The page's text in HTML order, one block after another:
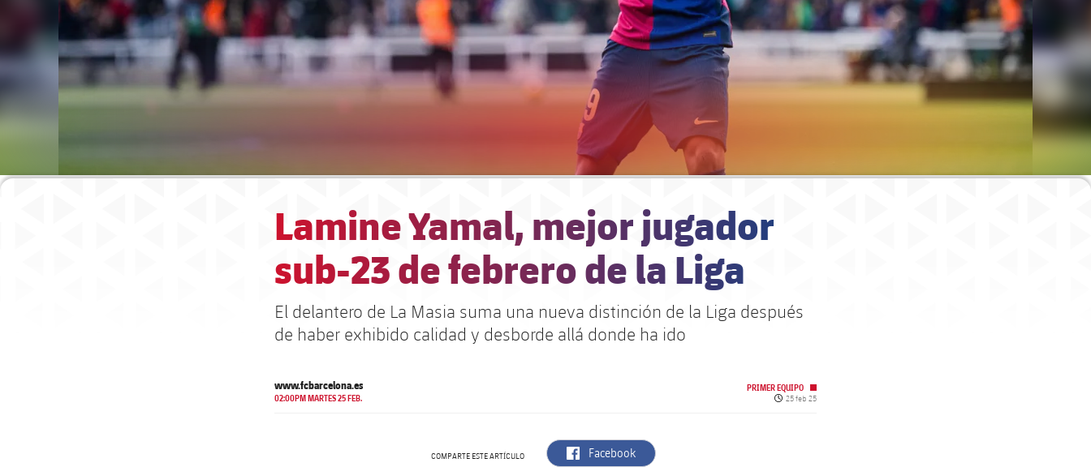
Lamine Yamal, mejor jugador
sub-23 de febrero de la Liga
El delantero de La Masia suma una nueva distinción de la Liga después
de haber exhibido calidad y desborde allá donde ha ido
www.fcbarcelona.es
02:00PM MARTES 25 FEB.
PRIMER EQUIPO
Fecha de publicación
25 feb 25
COMPARTE ESTE ARTÍCULO label.aria.facebook
Facebook